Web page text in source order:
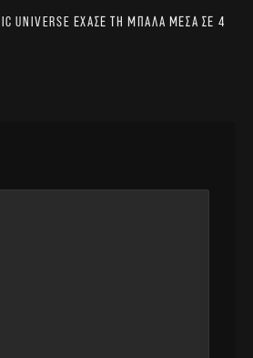
Universe έχασε τη μπάλα μέσα σε 4